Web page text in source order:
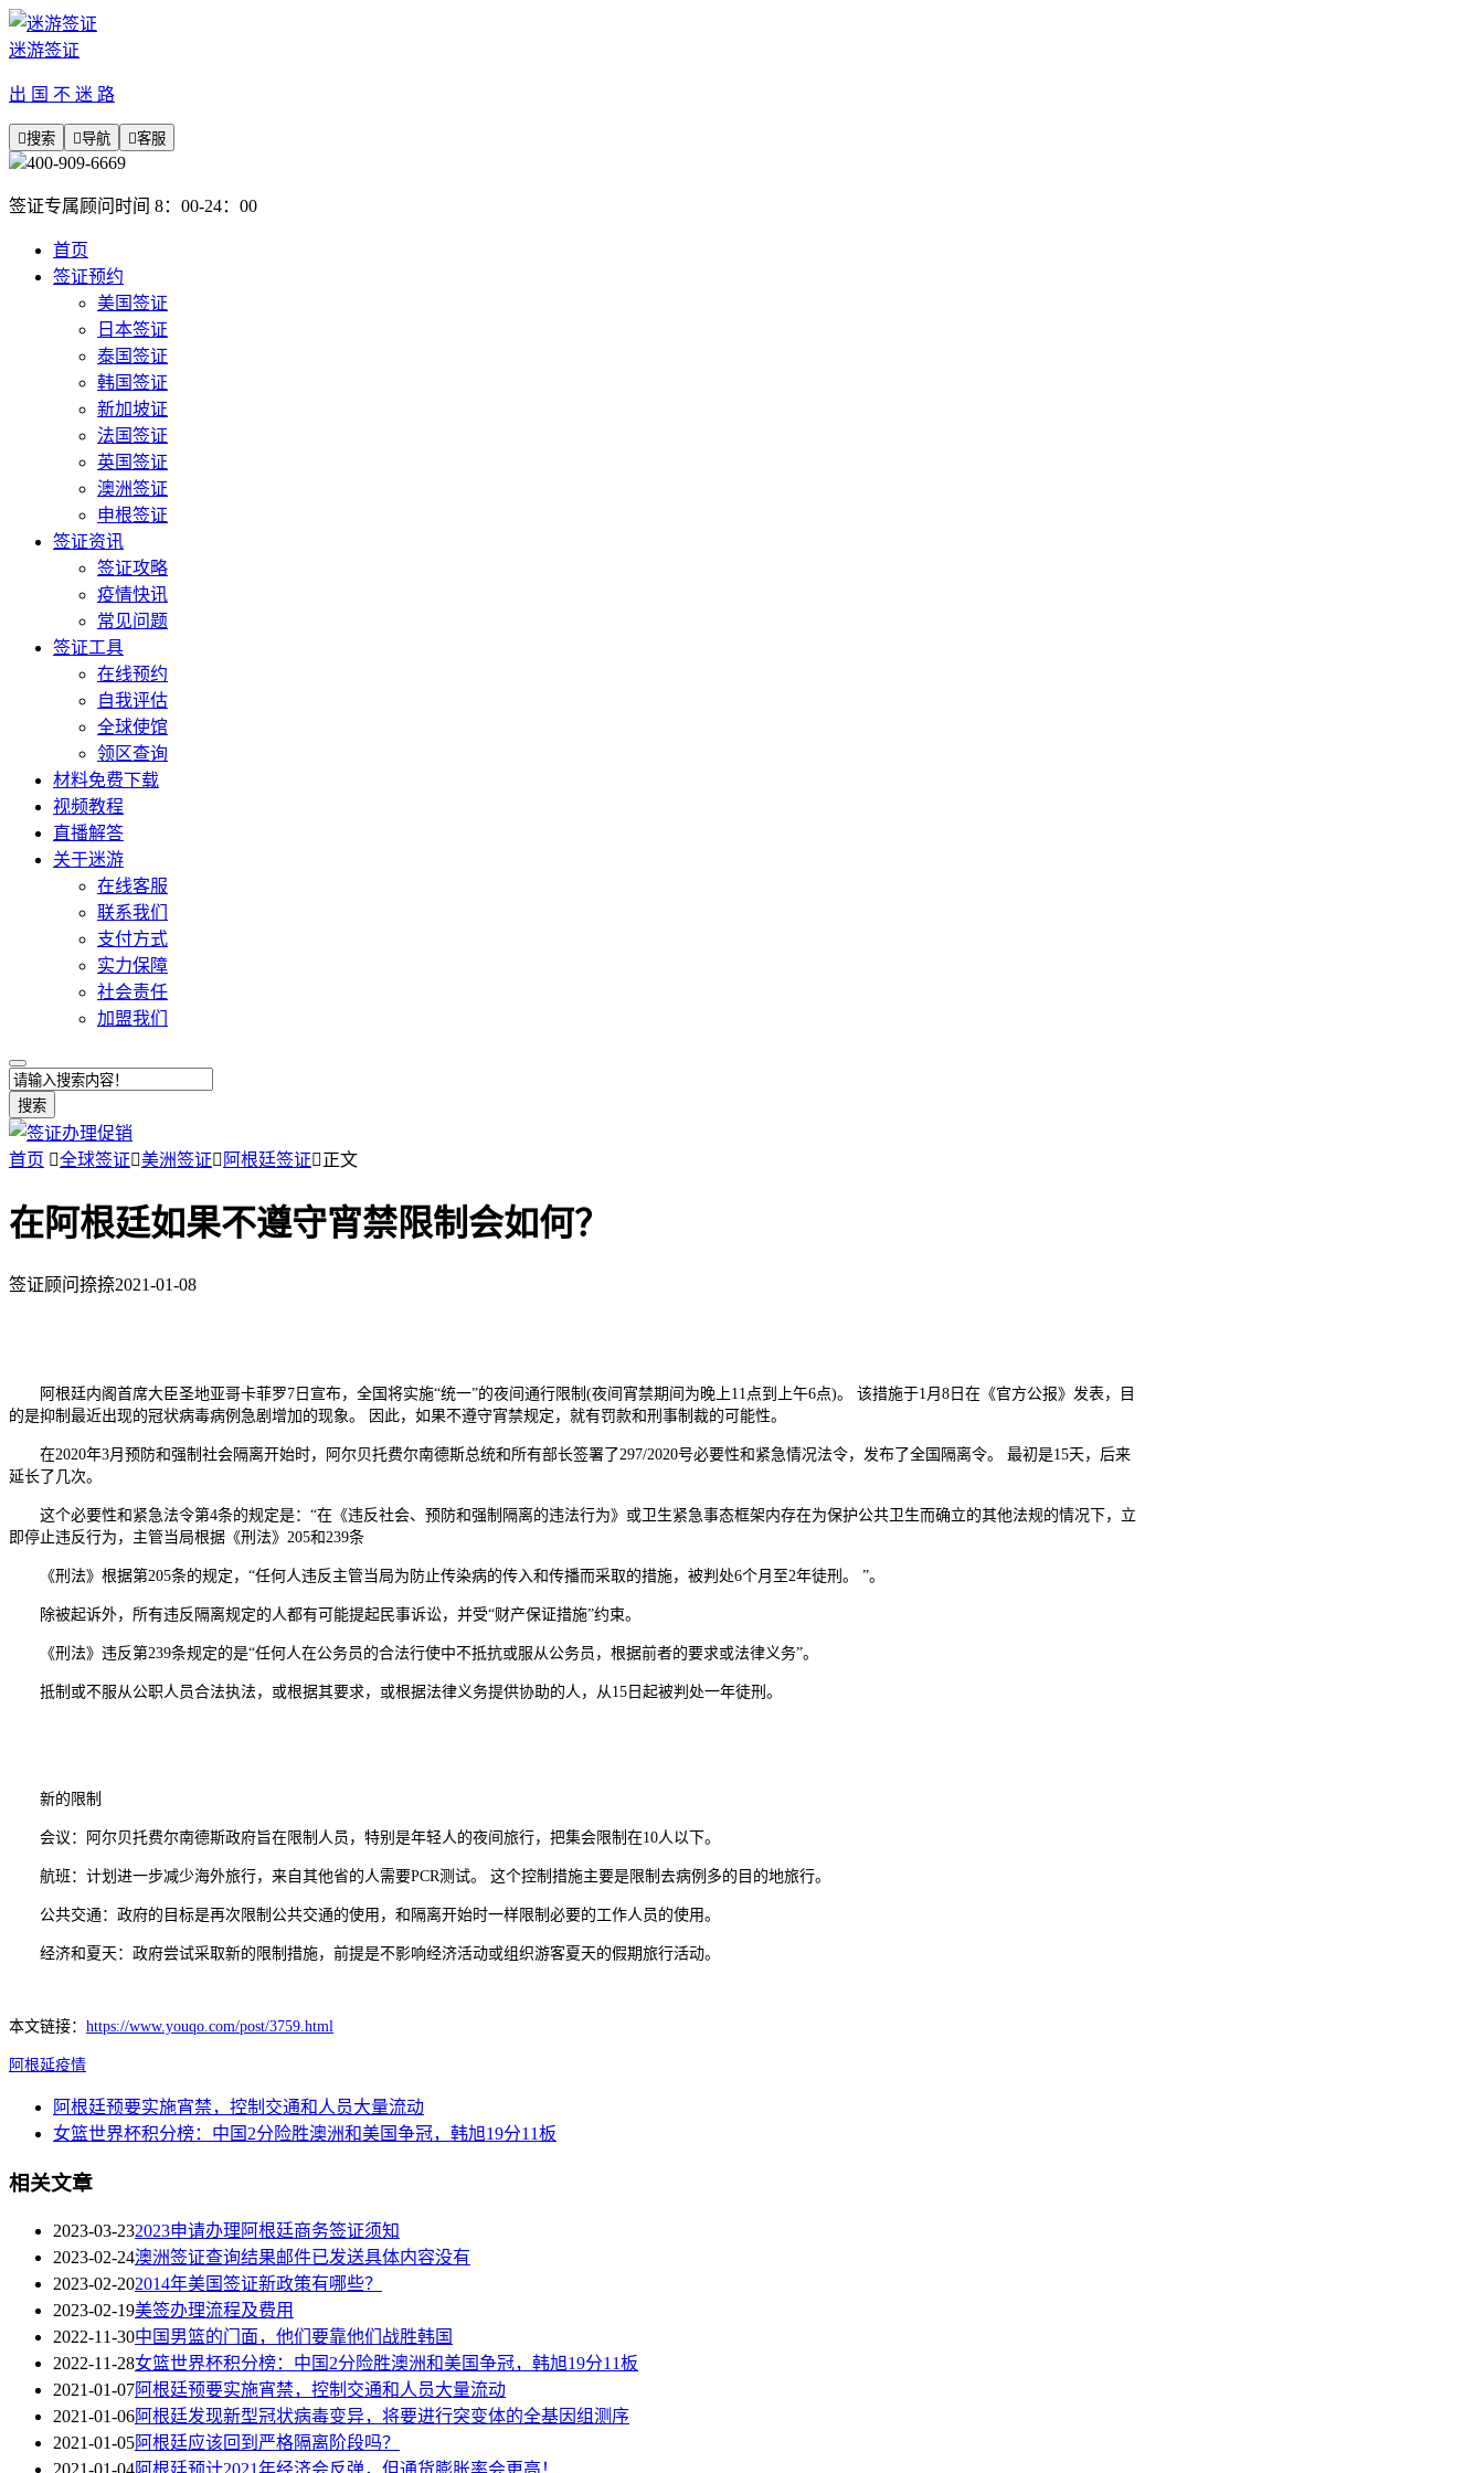
迷游签证
出 国 不 迷 路
搜索 导航 客服
400-909-6669
签证专属顾问时间 8：00-24：00
首页
签证预约
美国签证
日本签证
泰国签证
韩国签证
新加坡证
法国签证
英国签证
澳洲签证
申根签证
签证资讯
签证攻略
疫情快讯
常见问题
签证工具
在线预约
自我评估
全球使馆
领区查询
材料免费下载
视频教程
直播解答
关于迷游
在线客服
联系我们
支付方式
实力保障
社会责任
加盟我们
搜索
首页 全球签证美洲签证 阿根廷签证正文
在阿根廷如果不遵守宵禁限制会如何？
签证顾问捺捺2021-01-08
阿根廷内阁首席大臣圣地亚哥卡菲罗7日宣布，全国将实施“统一”的夜间通行限制(夜间宵禁期间为晚上11点到上午6点)。 该措施于1月8日在《官方公报》发表，目
的是抑制最近出现的冠状病毒病例急剧增加的现象。 因此，如果不遵守宵禁规定，就有罚款和刑事制裁的可能性。
在2020年3月预防和强制社会隔离开始时，阿尔贝托费尔南德斯总统和所有部长签署了297/2020号必要性和紧急情况法令，发布了全国隔离令。 最初是15天，后来
延长了几次。
这个必要性和紧急法令第4条的规定是：“在《违反社会、预防和强制隔离的违法行为》或卫生紧急事态框架内存在为保护公共卫生而确立的其他法规的情况下，立
即停止违反行为，主管当局根据《刑法》205和239条
《刑法》根据第205条的规定，“任何人违反主管当局为防止传染病的传入和传播而采取的措施，被判处6个月至2年徒刑。 ”。
除被起诉外，所有违反隔离规定的人都有可能提起民事诉讼，并受“财产保证措施”约束。
《刑法》违反第239条规定的是“任何人在公务员的合法行使中不抵抗或服从公务员，根据前者的要求或法律义务”。
抵制或不服从公职人员合法执法，或根据其要求，或根据法律义务提供协助的人，从15日起被判处一年徒刑。
新的限制
会议：阿尔贝托费尔南德斯政府旨在限制人员，特别是年轻人的夜间旅行，把集会限制在10人以下。
航班：计划进一步减少海外旅行，来自其他省的人需要PCR测试。 这个控制措施主要是限制去病例多的目的地旅行。
公共交通：政府的目标是再次限制公共交通的使用，和隔离开始时一样限制必要的工作人员的使用。
经济和夏天：政府尝试采取新的限制措施，前提是不影响经济活动或组织游客夏天的假期旅行活动。
本文链接： https://www.youqo.com/post/3759.html
阿根延疫情
阿根廷预要实施宵禁，控制交通和人员大量流动
女篮世界杯积分榜：中国2分险胜澳洲和美国争冠，韩旭19分11板
相关文章
2023-03-232023申请办理阿根廷商务签证须知
2023-02-24澳洲签证查询结果邮件已发送具体内容没有
2023-02-202014年美国签证新政策有哪些？
2023-02-19美签办理流程及费用
2022-11-30中国男篮的门面，他们要靠他们战胜韩国
2022-11-28女篮世界杯积分榜：中国2分险胜澳洲和美国争冠，韩旭19分11板
2021-01-07阿根廷预要实施宵禁，控制交通和人员大量流动
2021-01-06阿根廷发现新型冠状病毒变异，将要进行突变体的全基因组测序
2021-01-05阿根廷应该回到严格隔离阶段吗？